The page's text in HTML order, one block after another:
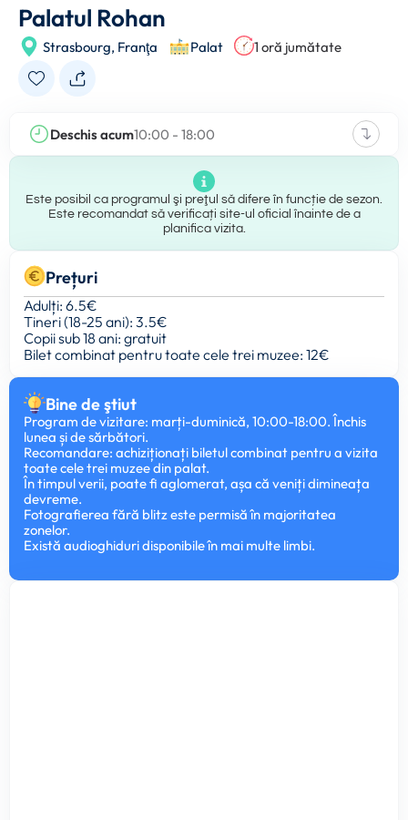
Palatul Rohan
Strasbourg, Franţa Palat 1 oră jumătate
Deschis acum10:00 - 18:00
Este posibil ca programul şi preţul să difere în funcție de sezon.
Este recomandat să verificați site-ul oficial înainte de a
planifica vizita.
Prețuri
Adulți: 6.5€
Tineri (18-25 ani): 3.5€
Copii sub 18 ani: gratuit
Bilet combinat pentru toate cele trei muzee: 12€
Bine de ştiut
Program de vizitare: marți-duminică, 10:00-18:00. Închis
lunea și de sărbători.
Recomandare: achiziționați biletul combinat pentru a vizita
toate cele trei muzee din palat.
În timpul verii, poate fi aglomerat, așa că veniți dimineața
devreme.
Fotografierea fără blitz este permisă în majoritatea
zonelor.
Există audioghiduri disponibile în mai multe limbi.